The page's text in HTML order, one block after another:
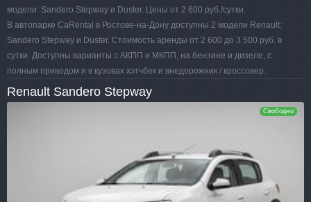
модели: Sandero Stepway и Duster. Цены от 2 600 руб./сутки.
В автопарке CaRental в Ростове-на-Дону доступны 2 модели Renault:
Sandero Stepway и Duster. Стоимость аренды от 2 600 до 3 500 руб. в
сутки. Доступны варианты с АКПП и МКПП, на бензине и дизеле, с
полным приводом и в кузовах хэтчбек и внедорожник / кроссовер.
Renault Sandero Stepway
Свободно